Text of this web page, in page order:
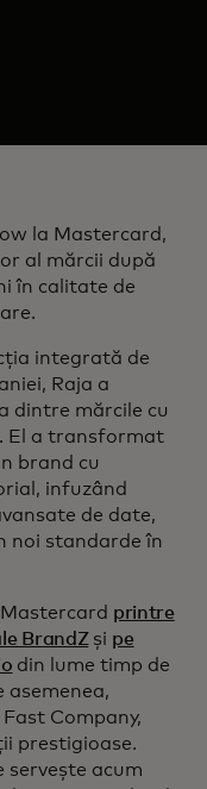
tab
la Mastercard,
al mărcii după
în calitate de
integrată de
Raja a
dintre mărcile cu
El a transformat
brand cu
infuzând
de date,
noi standarde în
printre
BrandZși pe
din lume timp de
asemenea,
Company,
prestigioase.
acum